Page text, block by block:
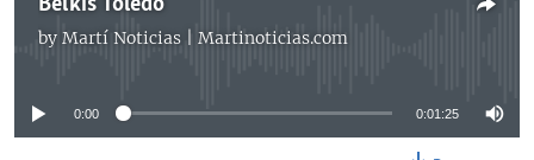
by Martí Noticias | Martinoticias.com
No media source currently available
0:00 0:01:25